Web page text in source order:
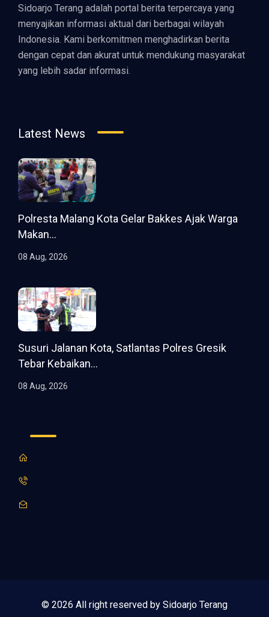
Sidoarjo Terang adalah portal berita terpercaya yang
menyajikan informasi aktual dari berbagai wilayah
Indonesia. Kami berkomitmen menghadirkan berita
dengan cepat dan akurat untuk mendukung masyarakat
yang lebih sadar informasi.
Latest News
Polresta Malang Kota Gelar Bakkes Ajak Warga
Makan...
08 Aug, 2026
Susuri Jalanan Kota, Satlantas Polres Gresik
Tebar Kebaikan...
08 Aug, 2026
© 2026 All right reserved by Sidoarjo Terang